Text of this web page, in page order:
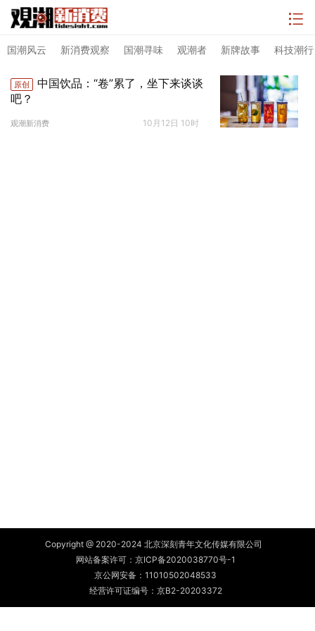
国潮风云 新消费观察 国潮寻味 观潮者 新牌故事 科技潮行
原创
中国饮品：“卷”累了，坐下来谈谈
吧？
观潮新消费 10月12日 10时
Copyright @ 2020-2024 北京深刻青年文化传媒有限公司
网站备案许可： 京ICP备2020038770号-1
京公网安备： 11010502048533
经营许可证编号：京B2-20203372